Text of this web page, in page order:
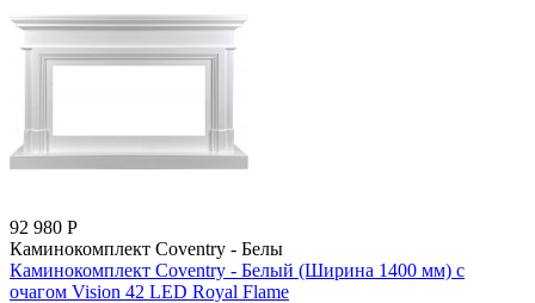
92 980 Р
Каминокомплект Coventry - Белы
Каминокомплект Coventry - Белый (Ширина 1400 мм) с
очагом Vision 42 LED Royal Flame